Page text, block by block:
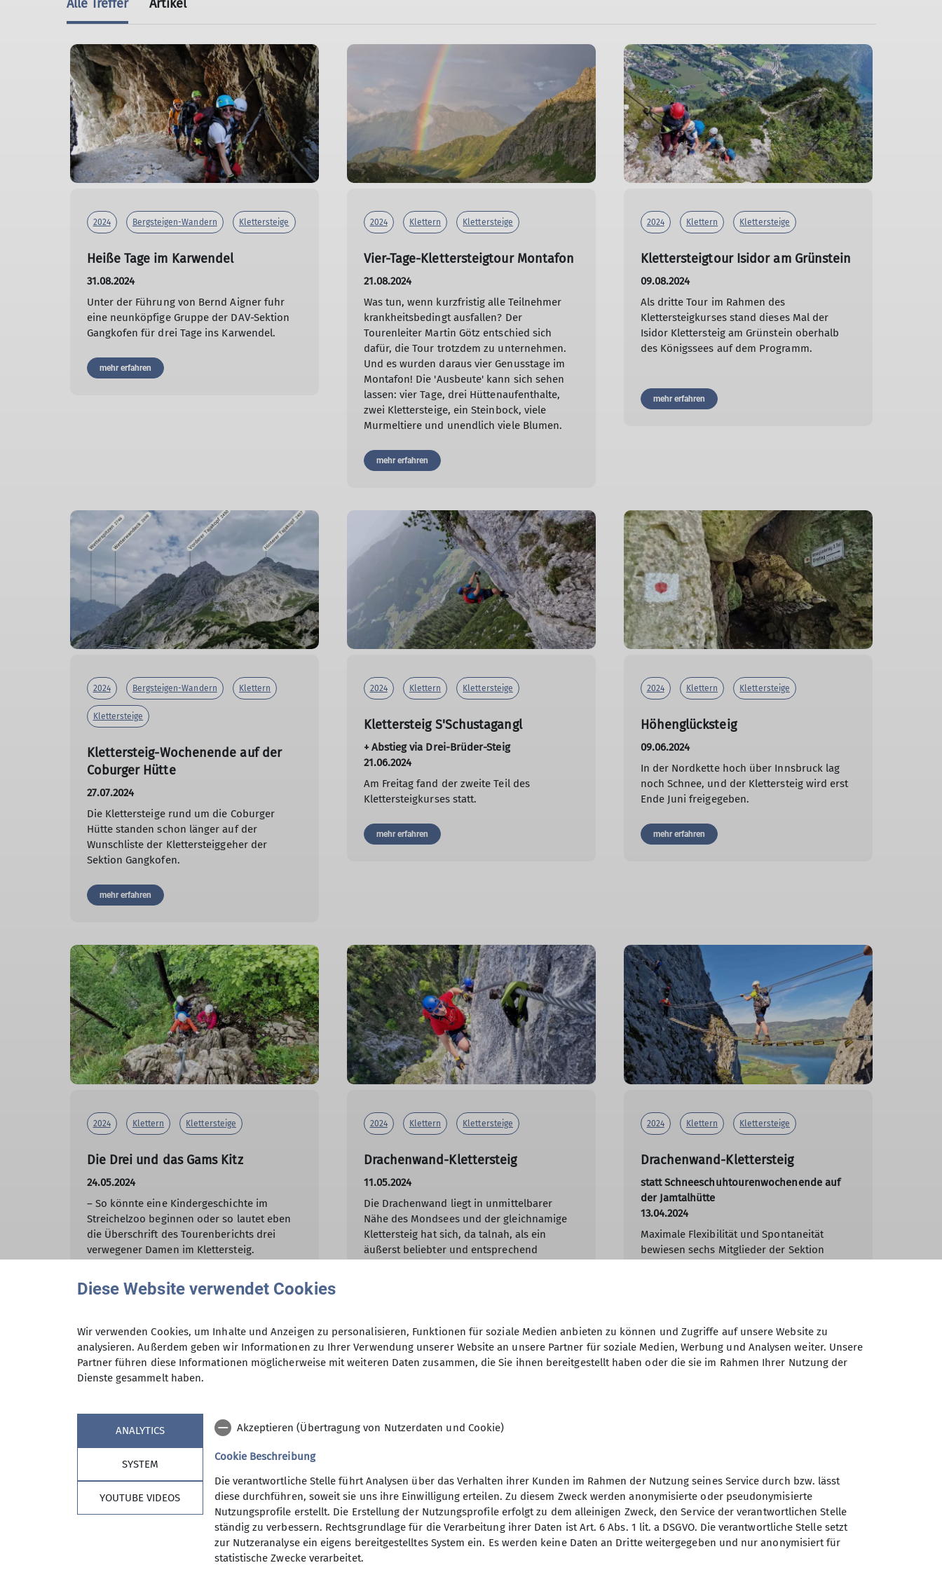
Alle Treffer Artikel
2024 Bergsteigen-Wandern Klettersteige
Heiße Tage im Karwendel
31.08.2024
Unter der Führung von Bernd Aigner fuhr
eine neunköpfige Gruppe der DAV-Sektion
Gangkofen für drei Tage ins Karwendel.
mehr erfahren
2024 Klettern Klettersteige
Vier-Tage-Klettersteigtour Montafon
21.08.2024
Was tun, wenn kurzfristig alle Teilnehmer
krankheitsbedingt ausfallen? Der
Tourenleiter Martin Götz entschied sich
dafür, die Tour trotzdem zu unternehmen.
Und es wurden daraus vier Genusstage im
Montafon! Die 'Ausbeute' kann sich sehen
lassen: vier Tage, drei Hüttenaufenthalte,
zwei Klettersteige, ein Steinbock, viele
Murmeltiere und unendlich viele Blumen.
mehr erfahren
2024 Klettern Klettersteige
Klettersteigtour Isidor am Grünstein
09.08.2024
Als dritte Tour im Rahmen des
Klettersteigkurses stand dieses Mal der
Isidor Klettersteig am Grünstein oberhalb
des Königssees auf dem Programm.
mehr erfahren
2024 Bergsteigen-Wandern Klettern
Klettersteige
Klettersteig-Wochenende auf der
Coburger Hütte
27.07.2024
Die Klettersteige rund um die Coburger
Hütte standen schon länger auf der
Wunschliste der Klettersteiggeher der
Sektion Gangkofen.
mehr erfahren
2024 Klettern Klettersteige
Klettersteig S'Schustagangl
+ Abstieg via Drei-Brüder-Steig
21.06.2024
Am Freitag fand der zweite Teil des
Klettersteigkurses statt.
mehr erfahren
2024 Klettern Klettersteige
Höhenglücksteig
09.06.2024
In der Nordkette hoch über Innsbruck lag
noch Schnee, und der Klettersteig wird erst
Ende Juni freigegeben.
mehr erfahren
2024 Klettern Klettersteige
Die Drei und das Gams Kitz
24.05.2024
– So könnte eine Kindergeschichte im
Streichelzoo beginnen oder so lautet eben
die Überschrift des Tourenberichts drei
verwegener Damen im Klettersteig.
mehr erfahren
2024 Klettern Klettersteige
Drachenwand-Klettersteig
11.05.2024
Die Drachenwand liegt in unmittelbarer
Nähe des Mondsees und der gleichnamige
Klettersteig hat sich, da talnah, als ein
äußerst beliebter und entsprechend
2024 Klettern Klettersteige
Drachenwand-Klettersteig
statt Schneeschuhtourenwochenende auf
der Jamtalhütte
13.04.2024
Maximale Flexibilität und Spontaneität
bewiesen sechs Mitglieder der Sektion
Andere Themen
Bergsteigen-Wandern Jugend Klettern Klettern Erwachsene
Aktuelles
Kurse
Nützliches
Sektion Gangkofen des
Deutschen Alpenvereins e.V.
Jahnstraße 1
Diese Website verwendet Cookies
Wir verwenden Cookies, um Inhalte und Anzeigen zu personalisieren, Funktionen für soziale Medien anbieten zu können und Zugriffe auf unsere Website zu
analysieren. Außerdem geben wir Informationen zu Ihrer Verwendung unserer Website an unsere Partner für soziale Medien, Werbung und Analysen weiter. Unsere
Partner führen diese Informationen möglicherweise mit weiteren Daten zusammen, die Sie ihnen bereitgestellt haben oder die sie im Rahmen Ihrer Nutzung der
Dienste gesammelt haben.
ANALYTICS
SYSTEM
YOUTUBE VIDEOS
Akzeptieren (Übertragung von Nutzerdaten und Cookie)
Cookie Beschreibung
Die verantwortliche Stelle führt Analysen über das Verhalten ihrer Kunden im Rahmen der Nutzung seines Service durch bzw. lässt
diese durchführen, soweit sie uns ihre Einwilligung erteilen. Zu diesem Zweck werden anonymisierte oder pseudonymisierte
Nutzungsprofile erstellt. Die Erstellung der Nutzungsprofile erfolgt zu dem alleinigen Zweck, den Service der verantwortlichen Stelle
ständig zu verbessern. Rechtsgrundlage für die Verarbeitung ihrer Daten ist Art. 6 Abs. 1 lit. a DSGVO. Die verantwortliche Stelle setzt
zur Nutzeranalyse ein eigens bereitgestelltes System ein. Es werden keine Daten an Dritte weitergegeben und nur anonymisiert für
statistische Zwecke verarbeitet.